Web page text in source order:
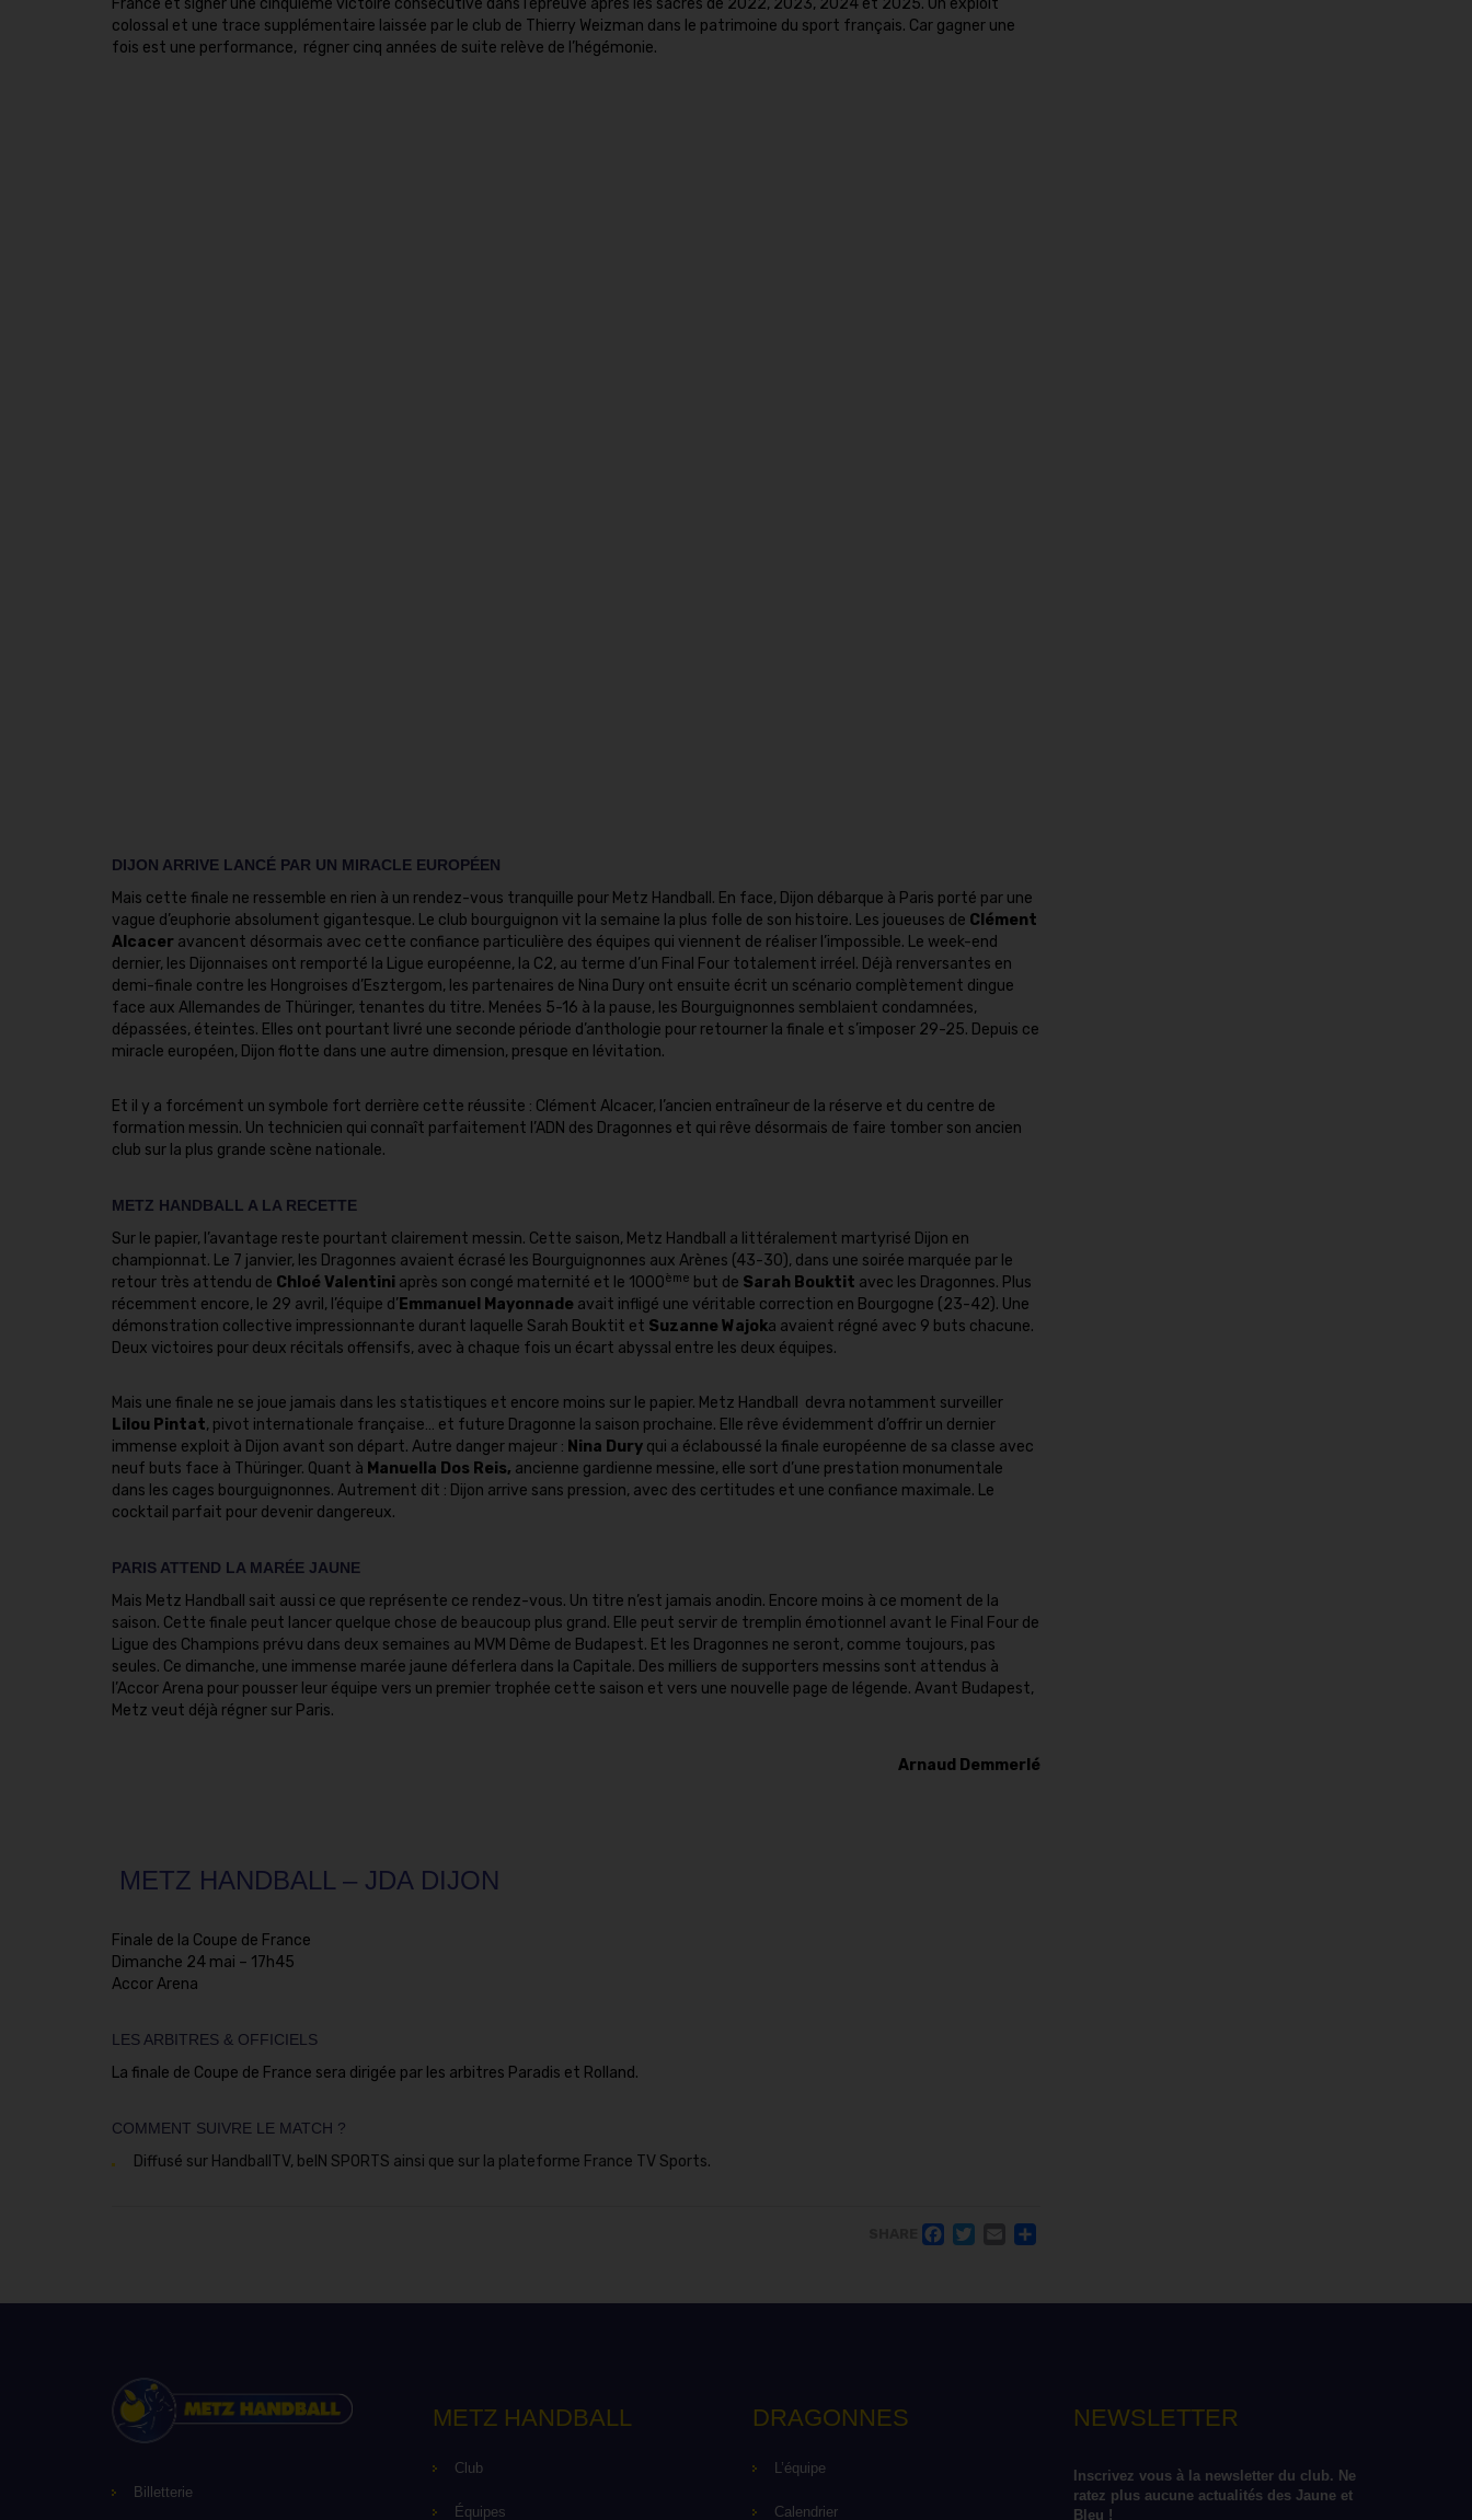
France et signer une cinquième victoire consécutive dans l’épreuve après les sacres de 2022, 2023, 2024 et 2025. Un exploit
colossal et une trace supplémentaire laissée par le club de Thierry Weizman dans le patrimoine du sport français. Car gagner une
fois est une performance, régner cinq années de suite relève de l’hégémonie.
DIJON ARRIVE LANCÉ PAR UN MIRACLE EUROPÉEN
Mais cette finale ne ressemble en rien à un rendez-vous tranquille pour Metz Handball. En face, Dijon débarque à Paris porté par une
vague d’euphorie absolument gigantesque. Le club bourguignon vit la semaine la plus folle de son histoire. Les joueuses de Clément
Alcacer avancent désormais avec cette confiance particulière des équipes qui viennent de réaliser l’impossible. Le week-end
dernier, les Dijonnaises ont remporté la Ligue européenne, la C2, au terme d’un Final Four totalement irréel. Déjà renversantes en
demi-finale contre les Hongroises d’Esztergom, les partenaires de Nina Dury ont ensuite écrit un scénario complètement dingue
face aux Allemandes de Thüringer, tenantes du titre. Menées 5-16 à la pause, les Bourguignonnes semblaient condamnées,
dépassées, éteintes. Elles ont pourtant livré une seconde période d’anthologie pour retourner la finale et s’imposer 29-25. Depuis ce
miracle européen, Dijon flotte dans une autre dimension, presque en lévitation.
Et il y a forcément un symbole fort derrière cette réussite : Clément Alcacer, l’ancien entraîneur de la réserve et du centre de
formation messin. Un technicien qui connaît parfaitement l’ADN des Dragonnes et qui rêve désormais de faire tomber son ancien
club sur la plus grande scène nationale.
METZ HANDBALL A LA RECETTE
Sur le papier, l’avantage reste pourtant clairement messin. Cette saison, Metz Handball a littéralement martyrisé Dijon en
championnat. Le 7 janvier, les Dragonnes avaient écrasé les Bourguignonnes aux Arènes (43-30), dans une soirée marquée par le
retour très attendu de Chloé Valentini après son congé maternité et le 1000ème but de Sarah Bouktit avec les Dragonnes. Plus
récemment encore, le 29 avril, l’équipe d’Emmanuel Mayonnade avait infligé une véritable correction en Bourgogne (23-42). Une
démonstration collective impressionnante durant laquelle Sarah Bouktit et Suzanne Wajoka avaient régné avec 9 buts chacune.
Deux victoires pour deux récitals offensifs, avec à chaque fois un écart abyssal entre les deux équipes.
Mais une finale ne se joue jamais dans les statistiques et encore moins sur le papier. Metz Handball devra notamment surveiller
Lilou Pintat, pivot internationale française… et future Dragonne la saison prochaine. Elle rêve évidemment d’offrir un dernier
immense exploit à Dijon avant son départ. Autre danger majeur : Nina Dury qui a éclaboussé la finale européenne de sa classe avec
neuf buts face à Thüringer. Quant à Manuella Dos Reis, ancienne gardienne messine, elle sort d’une prestation monumentale
dans les cages bourguignonnes. Autrement dit : Dijon arrive sans pression, avec des certitudes et une confiance maximale. Le
cocktail parfait pour devenir dangereux.
PARIS ATTEND LA MARÉE JAUNE
Mais Metz Handball sait aussi ce que représente ce rendez-vous. Un titre n’est jamais anodin. Encore moins à ce moment de la
saison. Cette finale peut lancer quelque chose de beaucoup plus grand. Elle peut servir de tremplin émotionnel avant le Final Four de
Ligue des Champions prévu dans deux semaines au MVM Dême de Budapest. Et les Dragonnes ne seront, comme toujours, pas
seules. Ce dimanche, une immense marée jaune déferlera dans la Capitale. Des milliers de supporters messins sont attendus à
l’Accor Arena pour pousser leur équipe vers un premier trophée cette saison et vers une nouvelle page de légende. Avant Budapest,
Metz veut déjà régner sur Paris.
Arnaud Demmerlé
METZ HANDBALL – JDA DIJON
Finale de la Coupe de France
Dimanche 24 mai – 17h45
Accor Arena
LES ARBITRES & OFFICIELS
La finale de Coupe de France sera dirigée par les arbitres Paradis et Rolland.
COMMENT SUIVRE LE MATCH ?
Diffusé sur HandballTV, beIN SPORTS ainsi que sur la plateforme France TV Sports.
FACEBOOK
TWITTER
EMAIL
PARTAGER
Billetterie
METZ HANDBALL
Club
Équipes
DRAGONNES
L’équipe
Calendrier
NEWSLETTER
Inscrivez vous à la newsletter du club. Ne
ratez plus aucune actualités des Jaune et
Bleu !